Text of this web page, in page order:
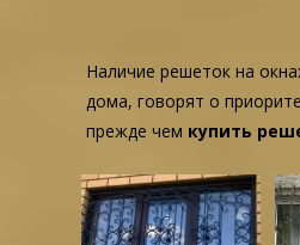
Наличие решеток на
дома, говорят о
прежде чем купить